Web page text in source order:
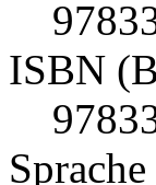
ISBN
Sprache